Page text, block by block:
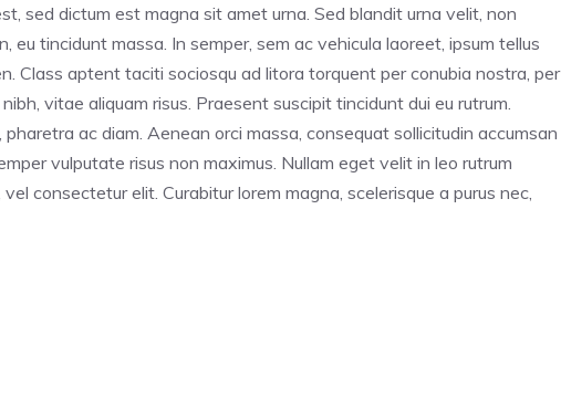
sed dictum est magna sit amet urna. Sed blandit urna velit, non
eu tincidunt massa. In semper, sem ac vehicula laoreet, ipsum tellus
Class aptent taciti sociosqu ad litora torquent per conubia nostra, per
vitae aliquam risus. Praesent suscipit tincidunt dui eu rutrum.
ac diam. Aenean orci massa, consequat sollicitudin accumsan
vulputate risus non maximus. Nullam eget velit in leo rutrum
consectetur elit. Curabitur lorem magna, scelerisque a purus nec,